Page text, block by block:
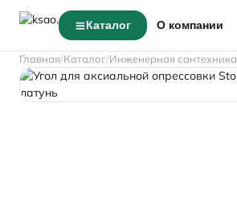
Каталог О компании
Главная Каталог Инженерная сантехника